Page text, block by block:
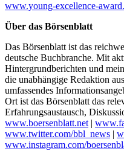
www.young-excellence-
Über das Börsenblatt
Das Börsenblatt ist das
deutsche Buchbranche. Mit
Hintergrundberichten und
die unabhängige Redaktion
umfassendes
Ort ist das Börsenblatt das
Erfahrungsaustausch,
www.boersenblatt.net |
www.twitter.com/bbl_news |
www.instagram.com/